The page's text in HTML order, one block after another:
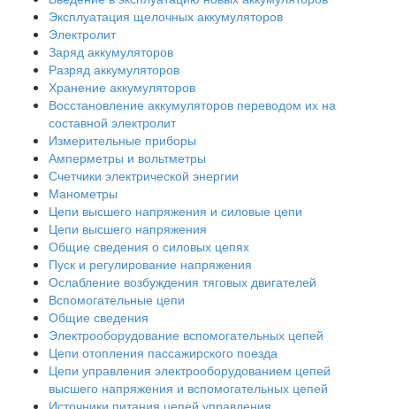
Эксплуатация щелочных аккумуляторов
Электролит
Заряд аккумуляторов
Разряд аккумуляторов
Хранение аккумуляторов
Восстановление аккумуляторов переводом их на
составной электролит
Измерительные приборы
Амперметры и вольтметры
Счетчики электрической энергии
Манометры
Цепи высшего напряжения и силовые цепи
Цепи высшего напряжения
Общие сведения о силовых цепях
Пуск и регулирование напряжения
Ослабление возбуждения тяговых двигателей
Вспомогательные цепи
Общие сведения
Электрооборудование вспомогательных цепей
Цепи отопления пассажирского поезда
Цепи управления электрооборудованием цепей
высшего напряжения и вспомогательных цепей
Источники питания цепей управления